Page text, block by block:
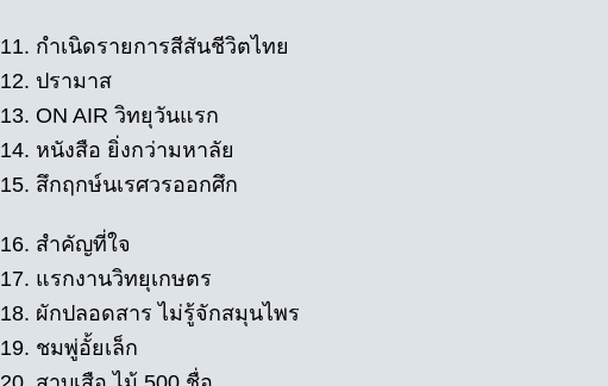
11. กำเนิดรายการสีสันชีวิตไทย
12. ปรามาส
13. ON AIR วิทยุวันแรก
14. หนังสือ ยิ่งกว่ามหาลัย
15. สึกฤกษ์นเรศวรออกศึก
16. สำคัญที่ใจ
17. แรกงานวิทยุเกษตร
18. ผักปลอดสาร ไม่รู้จักสมุนไพร
19. ชมพู่อั้ยเล็ก